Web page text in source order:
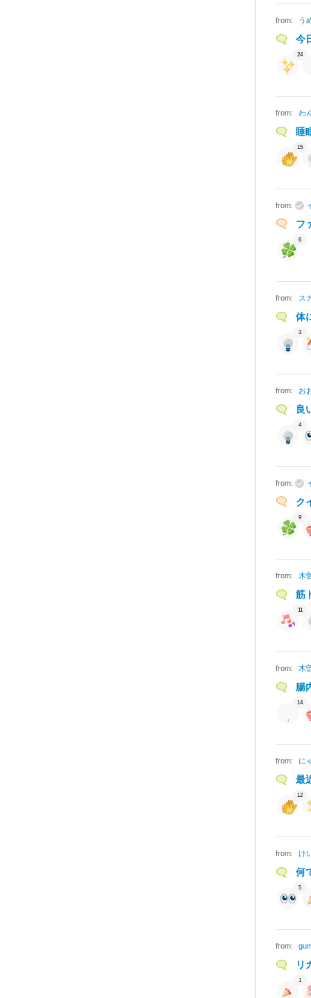
from: う
今
24
from: わ
睡
15
from:
フ
6
from: ス
体
3
from: お
良
4
from:
ク
9
from: 木
筋
11
from: 木
腸
14
from: に
最
12
from: け
何
5
from:
リ
1